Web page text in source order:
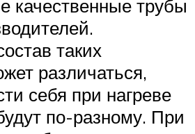
качественные трубы
таких
различаться,
себя при нагреве
по-разному. При